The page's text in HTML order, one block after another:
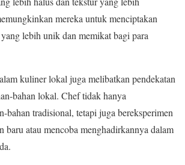
mereka untuk menciptakan
lebih unik dan memikat bagi para
kuliner lokal juga melibatkan pendekatan
bahan lokal. Chef tidak hanya
bahan tradisional, tetapi juga bereksperimen
baru atau mencoba menghadirkannya dalam